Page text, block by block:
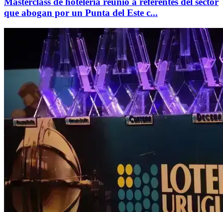
que abogan por un Punta del Este c...